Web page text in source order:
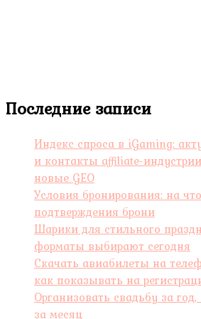
Последние записи
Индекс спроса в iGaming:
и контакты affiliate-
новые GEO
Условия бронирования: на
подтверждения брони
Шарики для стильного
форматы выбирают сегодня
Скачать авиабилеты на
как показывать на
Организовать свадьбу за
за месяц